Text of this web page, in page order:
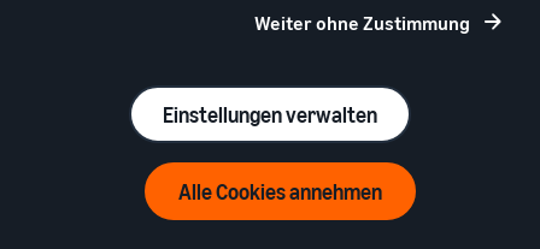
Hemden
Jetzt registrieren
Weiter ohne Zustimmung
Einstellungen verwalten
Alle Cookies annehmen